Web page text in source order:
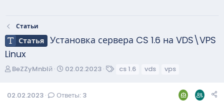
Статьи
Статья Установка сервера CS 1.6 на VDS\VPS
Linux
А
о
BeZZyMnblй
Д
а
02.02.2023 cs 1.6 vds vps
02.02.2023 Ответы: 3